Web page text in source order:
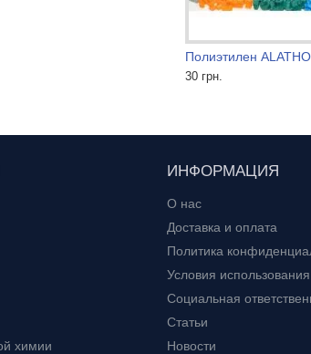
30 грн.
химии
ИНФОРМАЦИЯ
О нас
Доставка и оплата
Политика
Условия использования
Социальная
Статьи
Новости